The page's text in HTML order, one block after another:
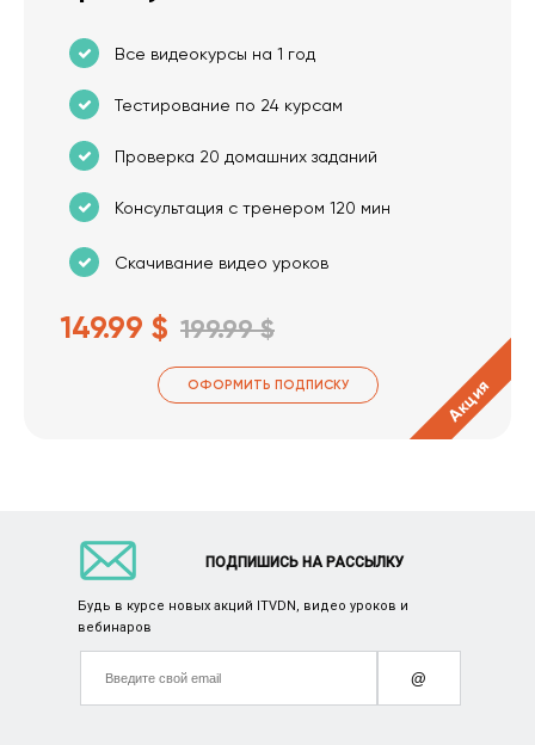
Все видеокурсы на 1 год
Тестирование по 24 курсам
Проверка 20 домашних заданий
Консультация с тренером 120 мин
Скачивание видео уроков
149.99 $ 199.99 $
ОФОРМИТЬ ПОДПИСКУ Акция
ПОДПИШИСЬ НА РАССЫЛКУ
Будь в курсе новых акций ITVDN, видео уроков и
вебинаров
@